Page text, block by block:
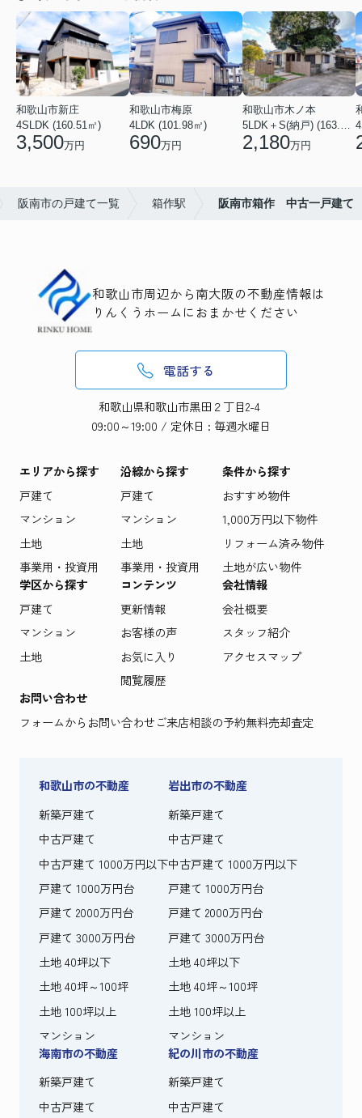
和歌山市新庄
4SLDK (160.51㎡)
3,500万円
和歌山市梅原
4LDK (101.98㎡)
690万円
和歌山市木ノ本
2,180万円
阪南市の戸建て一覧 箱作駅 阪南市箱作 中古一戸建て
和歌山市周辺から南大阪の不動産情報は
りんくうホームにおまかせください
電話する
和歌山県和歌山市黒田２丁目2-4
09:00～19:00 / 定休日 : 毎週水曜日
エリアから探す
戸建て
マンション
土地
事業用・投資用
沿線から探す
戸建て
マンション
土地
事業用・投資用
条件から探す
おすすめ物件
1,000万円以下物件
リフォーム済み物件
土地が広い物件
学区から探す
戸建て
マンション
土地
コンテンツ
更新情報
お客様の声
お気に入り
閲覧履歴
会社情報
会社概要
スタッフ紹介
アクセスマップ
お問い合わせ
フォームからお問い合わせご来店相談の予約無料売却査定
和歌山市の不動産
新築戸建て
中古戸建て
中古戸建て 1000万円以下
戸建て 1000万円台
戸建て 2000万円台
戸建て 3000万円台
土地 40坪以下
土地 40坪～100坪
土地 100坪以上
マンション
岩出市の不動産
新築戸建て
中古戸建て
中古戸建て 1000万円以下
戸建て 1000万円台
戸建て 2000万円台
戸建て 3000万円台
土地 40坪以下
土地 40坪～100坪
土地 100坪以上
マンション
海南市の不動産
新築戸建て
中古戸建て
紀の川市の不動産
新築戸建て
中古戸建て